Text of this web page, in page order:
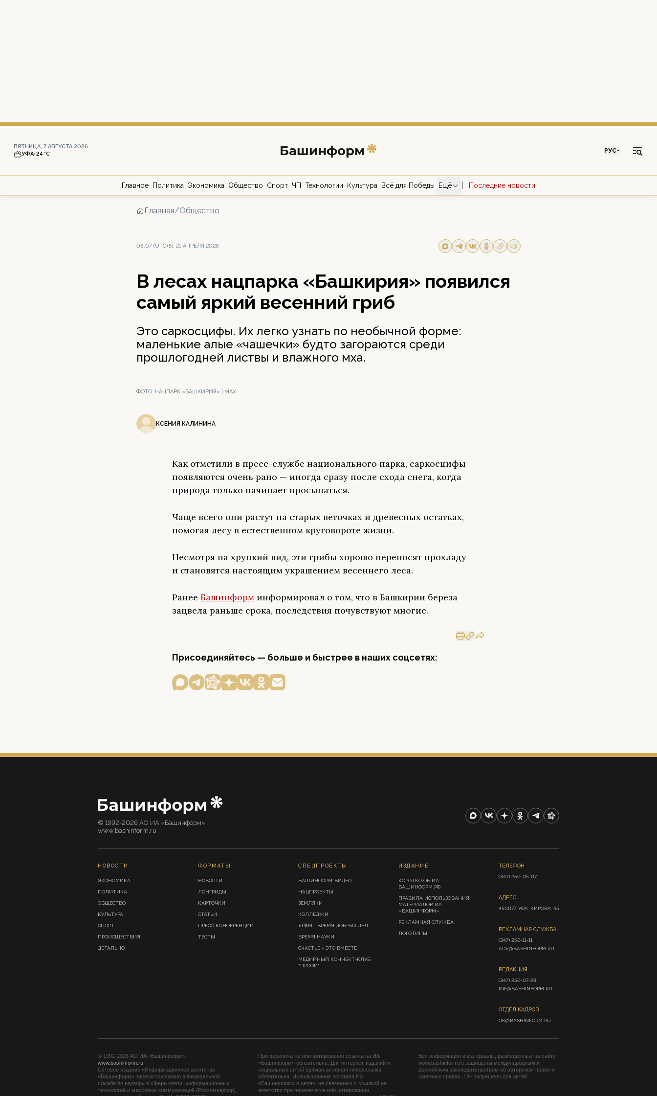
ПЯТНИЦА, 7 АВГУСТА 2026
УФА+24 °С РУС
Главное Политика Экономика Общество Спорт ЧП Технологии Культура Всё для Победы Ещё Последние новости
Главная/Общество
08:07 (UTC+5), 21 АПРЕЛЯ 2026
В лесах нацпарка «Башкирия» появился
самый яркий весенний гриб
Это саркосцифы. Их легко узнать по необычной форме:
маленькие алые «чашечки» будто загораются среди
прошлогодней листвы и влажного мха.
ФОТО: НАЦПАРК «БАШКИРИЯ» | МАХ
КСЕНИЯ КАЛИНИНА
Как отметили в пресс-службе национального парка, саркосцифы
появляются очень рано — иногда сразу после схода снега, когда
природа только начинает просыпаться.
Чаще всего они растут на старых веточках и древесных остатках,
помогая лесу в естественном круговороте жизни.
Несмотря на хрупкий вид, эти грибы хорошо переносят прохладу
и становятся настоящим украшением весеннего леса.
Ранее Башинформ информировал о том, что в Башкирии береза
зацвела раньше срока, последствия почувствуют многие.
Присоединяйтесь — больше и быстрее в наших соцсетях:
© 1992-2026 АО ИА «Башинформ».
www.bashinform.ru
НОВОСТИ
ЭКОНОМИКА
ПОЛИТИКА
ОБЩЕСТВО
КУЛЬТУРА
СПОРТ
ПРОИСШЕСТВИЯ
ДЕТАЛЬНО
ФОРМАТЫ
НОВОСТИ
ЛОНГРИДЫ
КАРТОЧКИ
СТАТЬИ
ПРЕСС-КОНФЕРЕНЦИИ
ТЕСТЫ
СПЕЦПРОЕКТЫ
БАШИНФОРМ-ВИДЕО
НАЦПРОЕКТЫ
ЗЕМЛЯКИ
КОЛЛЕДЖИ
ЯРҘАМ - ВРЕМЯ ДОБРЫХ ДЕЛ
ВРЕМЯ НАУКИ
СЧАСТЬЕ - ЭТО ВМЕСТЕ
МЕДИЙНЫЙ КОННЕКТ-КЛУБ
"ПРОФИ"
ИЗДАНИЕ
КОРОТКО ОБ ИА
БАШИНФОРМ.РФ
ПРАВИЛА ИСПОЛЬЗОВАНИЯ
МАТЕРИАЛОВ ИА
«БАШИНФОРМ»
РЕКЛАМНАЯ СЛУЖБА
ЛОГОТИПЫ
ТЕЛЕФОН
(347) 250-05-07
АДРЕС
450077, УФА, КИРОВА, 45
РЕКЛАМНАЯ СЛУЖБА
(347) 250-11-11
ADV@BASHINFORM.RU
РЕДАКЦИЯ
(347) 250-07-28
INF@BASHINFORM.RU
ОТДЕЛ КАДРОВ
OK@BASHINFORM.RU
© 1992-2026 АО ИА «Башинформ».
www.bashinform.ru
Сетевое издание «Информационное агентство
«Башинформ» зарегистрировано в Федеральной
службе по надзору в сфере связи, информационных
технологий и массовых коммуникаций (Роскомнадзор),
При перепечатке или цитировании ссылка на ИА
«Башинформ» обязательна. Для интернет-изданий и
социальных сетей прямая активная гиперссылка
обязательна. Использование логотипа ИА
«Башинформ» в целях, не связанных с ссылкой на
агентство при перепечатке или цитировании,
Вся информация и материалы, размещенные на сайте
www.bashinform.ru защищены международным и
российским законодательством об авторском праве и
смежных правах. 18+ запрещено для детей.